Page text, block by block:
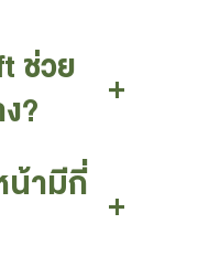
ช่วย
?
+
น้ามีกี่ +